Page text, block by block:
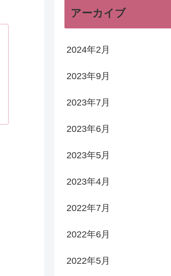
アーカイブ
2024年2月
2023年9月
2023年7月
2023年6月
2023年5月
2023年4月
2022年7月
2022年6月
2022年5月